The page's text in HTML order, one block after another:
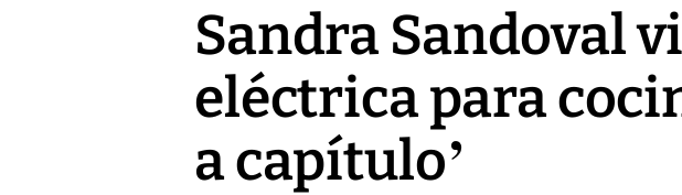
Sandra Sandoval
eléctrica para
a capítulo’